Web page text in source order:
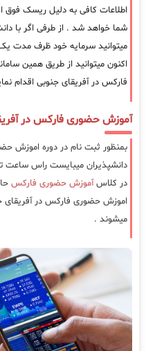
اطلاعات کافی به دلیل ریسک فوق
شما خواهد شد . از طرفی اگر با
میتوانید سرمایه خود ظرف مدت
اکنون میتوانید از طریق همین
فارکس در آفریقای جنوبی اقدام
آموزش حضوری فارکس در
بمنظور ثبت نام در دوره اموزش
دانشپذیران میبایست راس ساعت
در کلاسآموزش حضوری فارکس
اموزش حضوری فارکس در آفریقای
میشوند .